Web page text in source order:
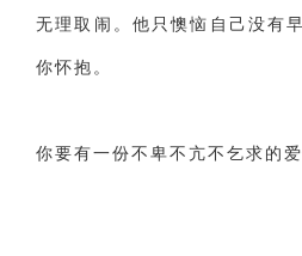
无理取闹。他只懊恼自己没有
你怀抱。
你要有一份不卑不亢不乞求的